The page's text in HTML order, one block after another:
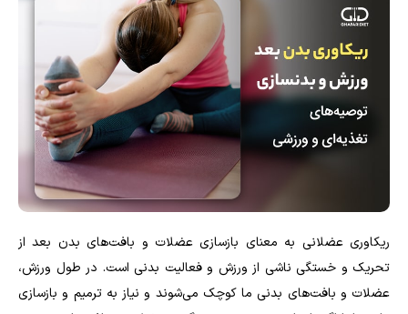
ریکاوری عضلانی به معنای بازسازی عضلات و بافت‌های بدن بعد از
تحریک و خستگی ناشی از ورزش و فعالیت بدنی است. در طول ورزش،
عضلات و بافت‌های بدنی ما کوچک می‌شوند و نیاز به ترمیم و بازسازی